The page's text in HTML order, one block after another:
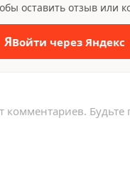
оставить отзыв или
ЯВойти через Яндекс
комментариев.